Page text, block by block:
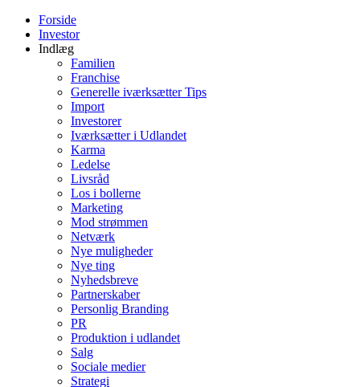
Forside
Investor
Indlæg
Familien
Franchise
Generelle iværksætter Tips
Import
Investorer
Iværksætter i Udlandet
Karma
Ledelse
Livsråd
Los i bollerne
Marketing
Mod strømmen
Netværk
Nye muligheder
Nye ting
Nyhedsbreve
Partnerskaber
Personlig Branding
PR
Produktion i udlandet
Salg
Sociale medier
Strategi